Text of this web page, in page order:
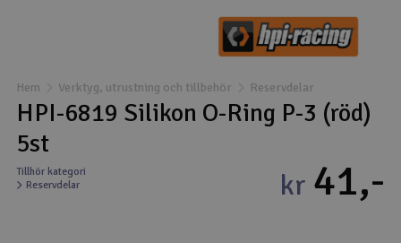
Drönare
Drönare för FPV
Flygplan
Hem Verktyg, utrustning och tillbehör Reservdelar
HPI-6819 Silikon O-Ring P-3 (röd)
5st
Tillhör kategori
Reservdelar
kr 41,-